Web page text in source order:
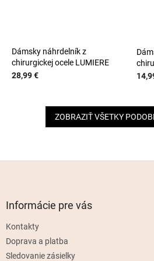
Dámsky náhrdelník z
chirurgickej ocele LUMIERE
28,99 €
ZOBRAZIŤ VŠETKY
Informácie pre vás
Kontakty
Doprava a platba
Sledovanie zásielky